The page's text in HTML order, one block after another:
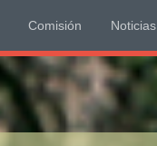
Comisión Noticias